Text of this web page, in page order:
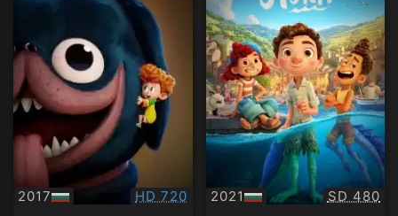
2017
БГ
Качество:
HD 720 2021
БГ
SD 480